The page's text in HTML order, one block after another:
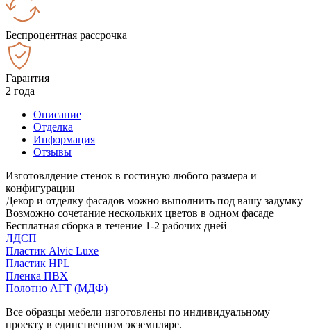
Беспроцентная рассрочка
Гарантия
2 года
Описание
Отделка
Информация
Отзывы
Изготовлдение стенок в гостиную любого размера и
конфигурации
Декор и отделку фасадов можно выполнить под вашу задумку
Возможно сочетание нескольких цветов в одном фасаде
Бесплатная сборка в течение 1-2 рабочих дней
ЛДСП
Пластик Alvic Luxe
Пластик HPL
Пленка ПВХ
Полотно АГТ (МДФ)
Все образцы мебели изготовлены по индивидуальному
проекту в единственном экземпляре.